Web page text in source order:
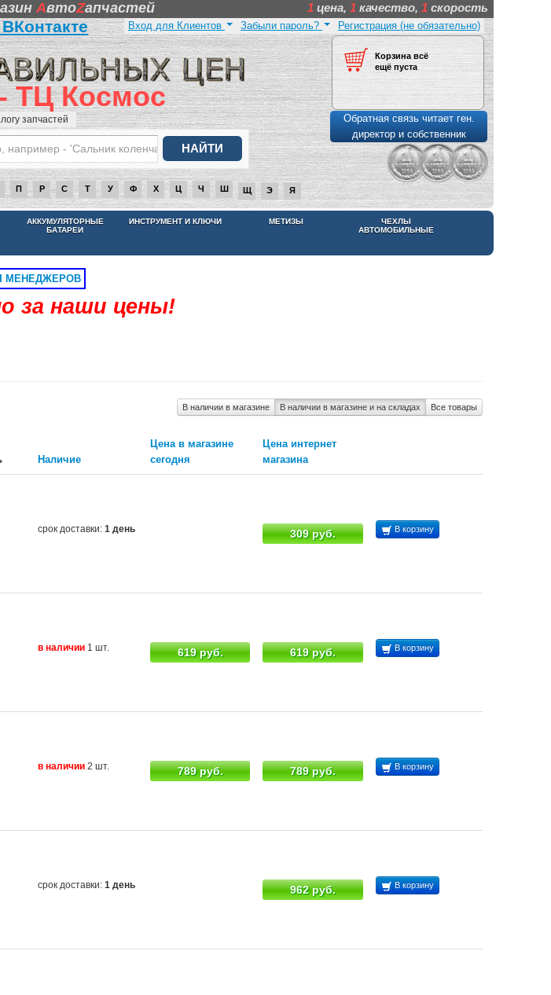
AвтоZапчастей 1 цена, 1 качество, 1 скорость
ТЦ Космос
запчастей
Регистрация (не обязательно)
Забыли пароль?
Вход для Клиентов
Корзина всё
ещё пуста
Обратная связь читает ген.
директор и собственник
П Р С Т У Ф Х Ц Ч Ш Щ Э Я
ЗА НАШИ ЦЕНЫ
АККУМУЛЯТОРНЫЕ
БАТАРЕИ
ИНСТРУМЕНТ И КЛЮЧИ МЕТИЗЫ
ЧЕХЛЫ
АВТОМОБИЛЬНЫЕ
МЕНЕДЖЕРОВ
за наши цены!
В наличии в магазине В наличии в магазине и на складах Все товары
Наличие
Цена в магазине
сегодня
Цена интернет
магазина
срок доставки: 1 день 309 руб. В корзину
в наличии 1 шт. 619 руб. 619 руб. В корзину
в наличии 2 шт. 789 руб. 789 руб. В корзину
срок доставки: 1 день 962 руб. В корзину